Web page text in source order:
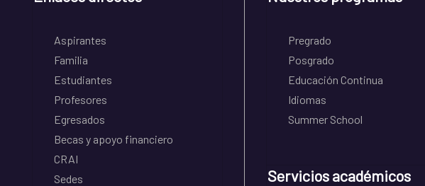
Aspirantes
Familia
Estudiantes
Profesores
Egresados
Becas y apoyo financiero
CRAI
Sedes
Pregrado
Posgrado
Educación Continua
Idiomas
Summer School
Servicios académicos